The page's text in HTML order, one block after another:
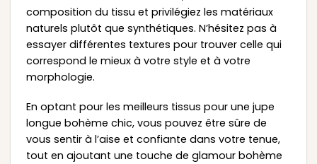
composition du tissu et privilégiez les matériaux
naturels plutôt que synthétiques. N’hésitez pas à
essayer différentes textures pour trouver celle qui
correspond le mieux à votre style et à votre
morphologie.
En optant pour les meilleurs tissus pour une jupe
longue bohème chic, vous pouvez être sûre de
vous sentir à l’aise et confiante dans votre tenue,
tout en ajoutant une touche de glamour bohème